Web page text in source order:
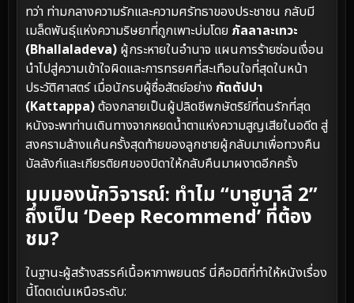
ทว่า ท่ามกลางความรักและความศรัทธาของประชาชน กลับมี
เมล็ดพันธุ์แห่งความริษยาที่ถูกเพาะบ่มโดยภัลลาละเทวะ
(Bhallaladeva) ผู้กระหายในอำนาจ แผนการร้ายซ่อนเงื่อน
นำไปสู่ความเข้าใจผิดและการทรยศที่สะเทือนใจที่สุดในหน้า
ประวัติศาสตร์ เมื่อนักรบผู้ซื่อสัตย์อย่าง กัตตัปปา
(Kattappa)ต้องกลายเป็นผู้ปลิดชีพกษัตริย์ที่ตนรักที่สุด
หนังจะพาท่านเดินทางจากหยดน้ำตาแห่งความสูญเสียในอดีต สู่
สงครามล้างแค้นครั้งสุดท้ายของลูกชายผู้กลับมาเพื่อทวงคืน
บัลลังก์และเกียรติยศของบิดาให้กลับคืนมาผงาดอีกครั้ง
มุมมองนักวิจารณ์: ทำไม “บาฮูบาลี 2”
ถึงเป็น ‘Deep Recommend’ ที่ต้อง
ชม?
ในฐานะผู้สร้างสรรค์เนื้อหาภาพยนตร์ นี่คือมิติที่ทำให้หนังเรื่อง
นี้โดดเด่นเหนือระดับ: